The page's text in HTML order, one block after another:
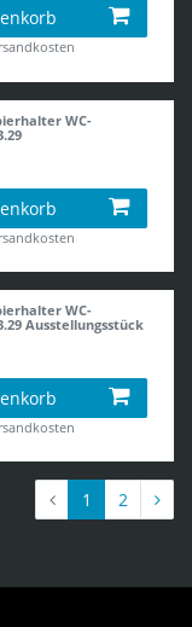
WC-
WC-
Ausstellungsstück
1 2